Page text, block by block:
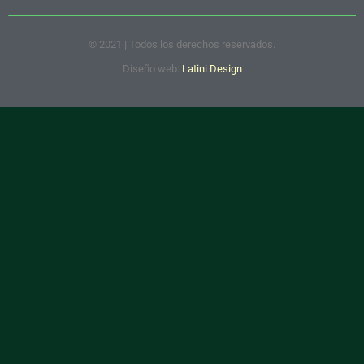
© 2021 | Todos los derechos reservados.
Diseño web: Latini Design